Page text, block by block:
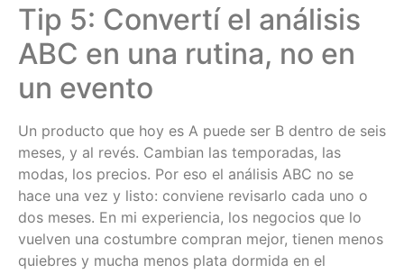
Tip 5: Convertí el análisis
ABC en una rutina, no en
un evento
Un producto que hoy es A puede ser B dentro de seis
meses, y al revés. Cambian las temporadas, las
modas, los precios. Por eso el análisis ABC no se
hace una vez y listo: conviene revisarlo cada uno o
dos meses. En mi experiencia, los negocios que lo
vuelven una costumbre compran mejor, tienen menos
quiebres y mucha menos plata dormida en el